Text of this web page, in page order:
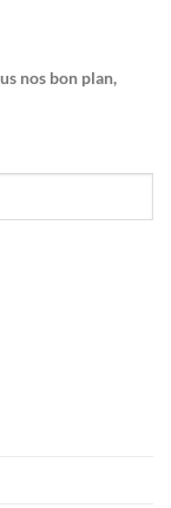
nos bon plan,